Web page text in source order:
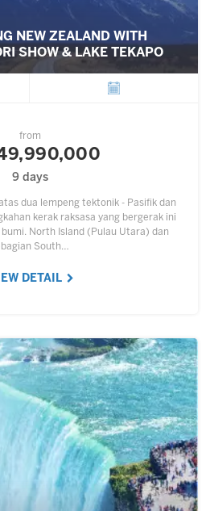
NEW ZEALAND WITH
SHOW & LAKE TEKAPO
from
49,990,000
9 days
dua lempeng tektonik - Pasifik dan
kerak raksasa yang bergerak ini
North Island (Pulau Utara) dan
South…
DETAIL